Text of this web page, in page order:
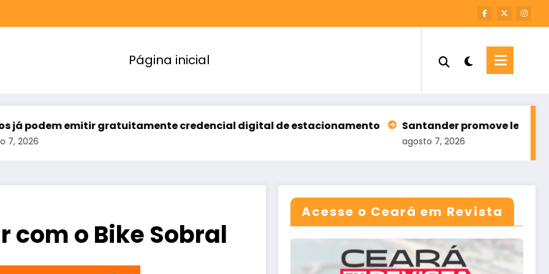
Página inicial
emitir gratuitamente credencial digital de estacionamento Santander promove leilão com 196
com o Bike Sobral
Acesse o Ceará em Revista